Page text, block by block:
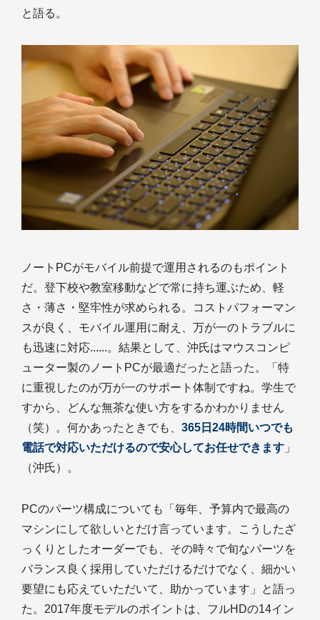
と語る。
ノートPCがモバイル前提で運用されるのもポイント
だ。登下校や教室移動などで常に持ち運ぶため、軽
さ・薄さ・堅牢性が求められる。コストパフォーマン
スが良く、モバイル運用に耐え、万が一のトラブルに
も迅速に対応......。結果として、沖氏はマウスコンピ
ューター製のノートPCが最適だったと語った。「特
に重視したのが万が一のサポート体制ですね。学生で
すから、どんな無茶な使い方をするかわかりません
（笑）。何かあったときでも、 365日24時間いつでも
電話で対応いただけるので安心してお任せできます 」
（沖氏）。
PCのパーツ構成についても「毎年、予算内で最高の
マシンにして欲しいとだけ言っています。こうしたざ
っくりとしたオーダーでも、その時々で旬なパーツを
バランス良く採用していただけるだけでなく、細かい
要望にも応えていただいて、助かっています」と語っ
た。2017年度モデルのポイントは、フルHDの14イン